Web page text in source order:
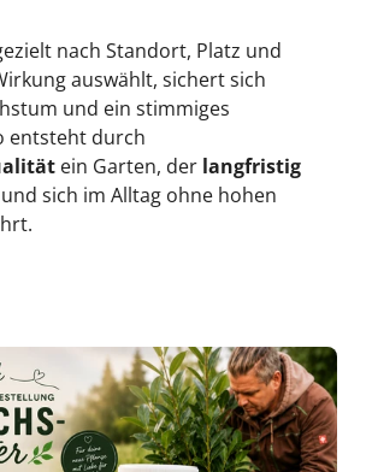
nach Standort, Platz und
auswählt, sichert sich
und ein stimmiges
entsteht durch
ein Garten, der langfristig
sich im Alltag ohne hohen